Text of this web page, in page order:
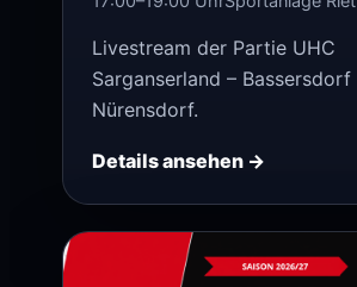
Livestream der Partie UHC
Sarganserland – Bassersdorf
Nürensdorf.
Details ansehen →